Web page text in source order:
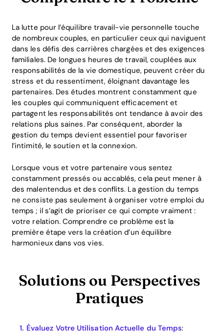
La lutte pour l’équilibre travail-vie personnelle touche
de nombreux couples, en particulier ceux qui naviguent
dans les défis des carrières chargées et des exigences
familiales. De longues heures de travail, couplées aux
responsabilités de la vie domestique, peuvent créer du
stress et du ressentiment, éloignant davantage les
partenaires. Des études montrent constamment que
les couples qui communiquent efficacement et
partagent les responsabilités ont tendance à avoir des
relations plus saines. Par conséquent, aborder la
gestion du temps devient essentiel pour favoriser
l’intimité, le soutien et la connexion.
Lorsque vous et votre partenaire vous sentez
constamment pressés ou accablés, cela peut mener à
des malentendus et des conflits. La gestion du temps
ne consiste pas seulement à organiser votre emploi du
temps ; il s’agit de prioriser ce qui compte vraiment :
votre relation. Comprendre ce problème est la
première étape vers la création d’un équilibre
harmonieux dans vos vies.
Solutions ou Perspectives
Pratiques
Évaluez Votre Utilisation Actuelle du Temps: